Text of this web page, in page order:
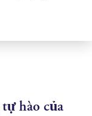
hào của